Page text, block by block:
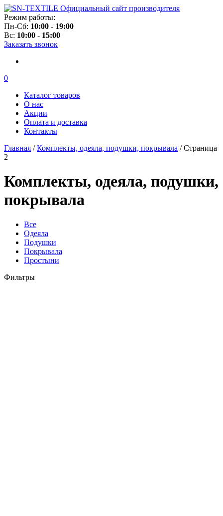
Официальный сайт производителя
Режим работы:
Пн-Сб: 10:00 - 19:00
Вс: 10:00 - 15:00
Заказать звонок
0
Каталог товаров
О нас
Акции
Оплата и доставка
Контакты
Главная /Комплекты, одеяла, подушки, покрывала / Страница
2
Комплекты, одеяла, подушки,
покрывала
Все
Одеяла
Подушки
Покрывала
Простыни
Фильтры